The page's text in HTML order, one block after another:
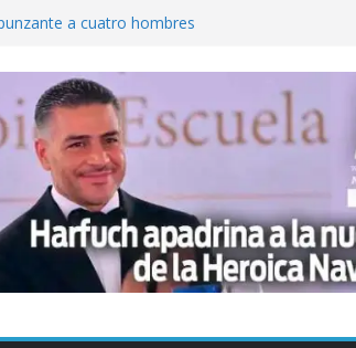
a cuatro hombres
exportación de aguacate de
Unidos
a escuelas para dejar el esquema
política en casos de desafuero
Ciudadano